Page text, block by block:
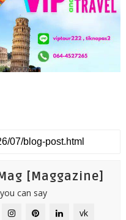
[Maggazine]
can say
vk